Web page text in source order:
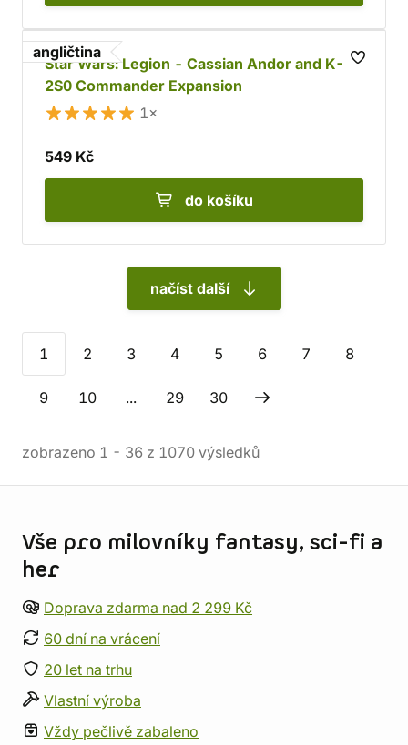
angličtina
Star Wars: Legion - Cassian Andor and K-
2S0 Commander Expansion
1×
549 Kč
do košíku
načíst další
1 2 3 4 5 6 7 8
9 10 ... 29 30
zobrazeno 1 - 36 z 1070 výsledků
Vše pro milovníky fantasy, sci-fi a
her
Doprava zdarma nad 2 299 Kč
60 dní na vrácení
20 let na trhu
Vlastní výroba
Vždy pečlivě zabaleno